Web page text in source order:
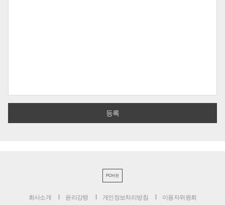
PC버전
회사소개 윤리강령 개인정보처리방침 이용자위원회